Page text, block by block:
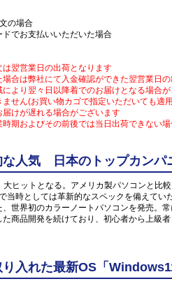
の場合
ドでお支払いいただいた場合
翌営業日の出荷となります
合は弊社にて入金確認ができた翌営業日
より翌々日以降着でのお届けとなる場合
せん(お買い物カゴで指定いただいても適
けが遅れる場合がございます
期およびその前後では当日出荷できない
な人気 日本のトップカン
ヒットとなる。アメリカ製パソコンと比
当時としては革新的なスペックを備えてい
世界初のカラーノートパソコンを発売。
商品開発を続けており、初心者から上級
入れた最新OS「